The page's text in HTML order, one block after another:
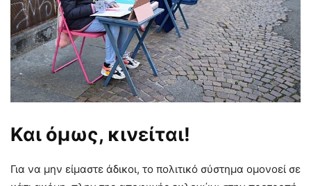
Και όμως, κινείται!
Για να μην είμαστε άδικοι, το πολιτικό σύστημα ομονοεί σε